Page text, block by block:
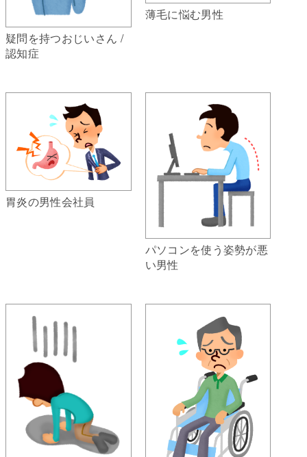
疑問を持つおじいさん /
認知症
薄毛に悩む男性
胃炎の男性会社員
パソコンを使う姿勢が悪
い男性